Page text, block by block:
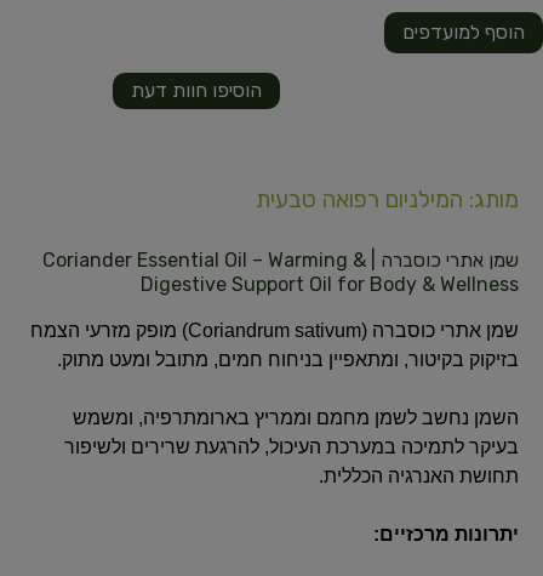
הוסיפו חוות דעת
הוסף למועדפים
מותג: המילניום רפואה טבעית
שמן אתרי כוסברה | Coriander Essential Oil – Warming &
Digestive Support Oil for Body & Wellness
שמן אתרי כוסברה (Coriandrum sativum) מופק מזרעי הצמח
בזיקוק בקיטור, ומתאפיין בניחוח חמים, מתובל ומעט מתוק.
השמן נחשב לשמן מחמם וממריץ בארומתרפיה, ומשמש
בעיקר לתמיכה במערכת העיכול, להרגעת שרירים ולשיפור
תחושת האנרגיה הכללית.
יתרונות מרכזיים: